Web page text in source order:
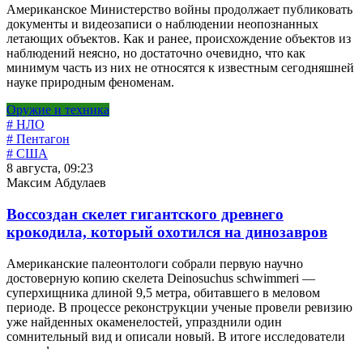
Американское Министерство войны продолжает публиковать
документы и видеозаписи о наблюдении неопознанных
летающих объектов. Как и ранее, происхождение объектов из
наблюдений неясно, но достаточно очевидно, что как
минимум часть из них не относятся к известным сегодняшней
науке природным феноменам.
Оружие и техника
# НЛО
# Пентагон
# США
8 августа, 09:23
Максим Абдулаев
Воссоздан скелет гигантского древнего
крокодила, который охотился на динозавров
Американские палеонтологи собрали первую научно
достоверную копию скелета Deinosuchus schwimmeri —
суперхищника длиной 9,5 метра, обитавшего в меловом
периоде. В процессе реконструкции ученые провели ревизию
уже найденных окаменелостей, упразднили один
сомнительный вид и описали новый. В итоге исследователи